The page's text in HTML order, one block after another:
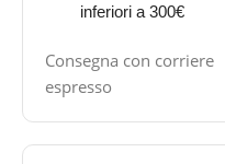
inferiori a 300€
Consegna con corriere
espresso